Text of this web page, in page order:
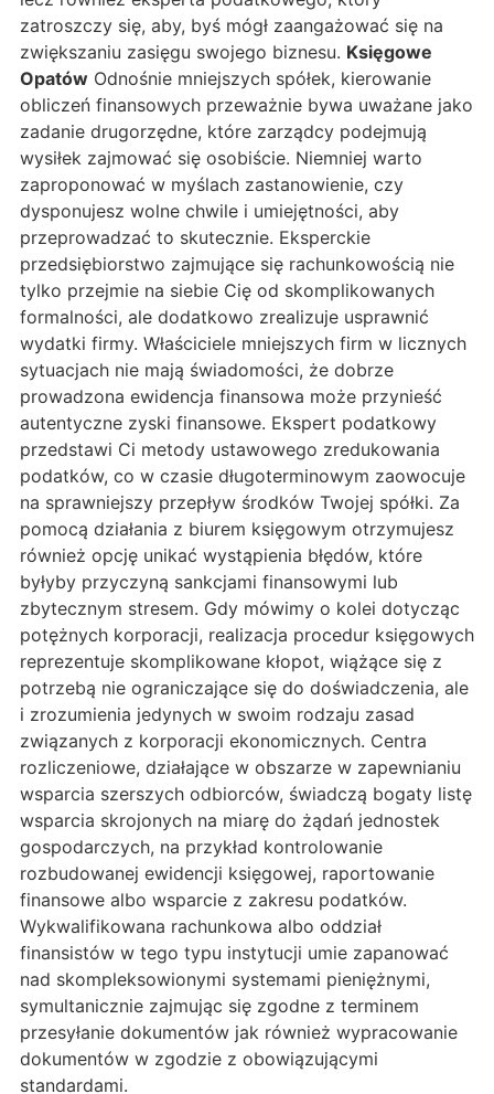
zatroszczy się, aby, byś mógł zaangażować się na
zwiększaniu zasięgu swojego biznesu. Księgowe
Opatów Odnośnie mniejszych spółek, kierowanie
obliczeń finansowych przeważnie bywa uważane jako
zadanie drugorzędne, które zarządcy podejmują
wysiłek zajmować się osobiście. Niemniej warto
zaproponować w myślach zastanowienie, czy
dysponujesz wolne chwile i umiejętności, aby
przeprowadzać to skutecznie. Eksperckie
przedsiębiorstwo zajmujące się rachunkowością nie
tylko przejmie na siebie Cię od skomplikowanych
formalności, ale dodatkowo zrealizuje usprawnić
wydatki firmy. Właściciele mniejszych firm w licznych
sytuacjach nie mają świadomości, że dobrze
prowadzona ewidencja finansowa może przynieść
autentyczne zyski finansowe. Ekspert podatkowy
przedstawi Ci metody ustawowego zredukowania
podatków, co w czasie długoterminowym zaowocuje
na sprawniejszy przepływ środków Twojej spółki. Za
pomocą działania z biurem księgowym otrzymujesz
również opcję unikać wystąpienia błędów, które
byłyby przyczyną sankcjami finansowymi lub
zbytecznym stresem. Gdy mówimy o kolei dotycząc
potężnych korporacji, realizacja procedur księgowych
reprezentuje skomplikowane kłopot, wiążące się z
potrzebą nie ograniczające się do doświadczenia, ale
i zrozumienia jedynych w swoim rodzaju zasad
związanych z korporacji ekonomicznych. Centra
rozliczeniowe, działające w obszarze w zapewnianiu
wsparcia szerszych odbiorców, świadczą bogaty listę
wsparcia skrojonych na miarę do żądań jednostek
gospodarczych, na przykład kontrolowanie
rozbudowanej ewidencji księgowej, raportowanie
finansowe albo wsparcie z zakresu podatków.
Wykwalifikowana rachunkowa albo oddział
finansistów w tego typu instytucji umie zapanować
nad skompleksowionymi systemami pieniężnymi,
symultanicznie zajmując się zgodne z terminem
przesyłanie dokumentów jak również wypracowanie
dokumentów w zgodzie z obowiązującymi
standardami.